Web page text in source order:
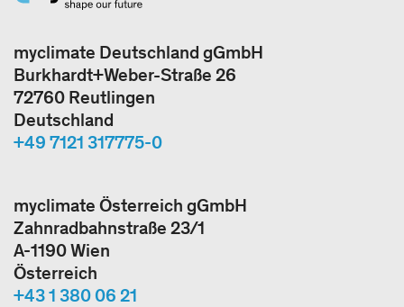
myclimate Deutschland gGmbH
Burkhardt+Weber-Straße 26
72760 Reutlingen
Deutschland
+49 7121 317775-0
myclimate Österreich gGmbH
Zahnradbahnstraße 23/1
A-1190 Wien
Österreich
+43 1 380 06 21